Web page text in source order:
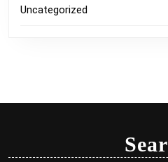
Uncategorized